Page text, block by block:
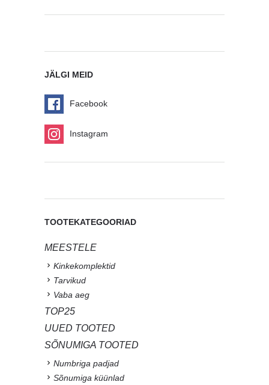
JÄLGI MEID
Facebook
Instagram
TOOTEKATEGOORIAD
MEESTELE
Kinkekomplektid
Tarvikud
Vaba aeg
TOP25
UUED TOOTED
SÕNUMIGA TOOTED
Numbriga padjad
Sõnumiga küünlad